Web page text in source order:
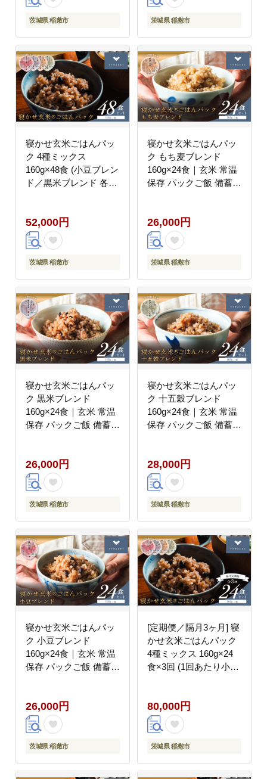
レトルト 雑穀 [1614]
茨城県 稲敷市
レトルト 雑穀 [1616]
茨城県 稲敷市
寝かせ玄米ごはんパッ
ク 4種ミックス
160g×48食 (小豆ブレン
ド／黒米ブレンド 各16
｜玄米 常温保存 パック
ご飯 備蓄 一人暮らし
レトルト 雑穀 [1615]
52,000円
茨城県 稲敷市
寝かせ玄米ごはんパッ
ク もち麦ブレンド
160g×24食｜玄米 常温
保存 パックご飯 備蓄
26,000円
茨城県 稲敷市
寝かせ玄米ごはんパッ
ク 黒米ブレンド
160g×24食｜玄米 常温
保存 パックご飯 備蓄
26,000円
茨城県 稲敷市
寝かせ玄米ごはんパッ
ク 十五穀ブレンド
160g×24食｜玄米 常温
保存 パックご飯 備蓄
28,000円
茨城県 稲敷市
寝かせ玄米ごはんパッ
ク 小豆ブレンド
160g×24食｜玄米 常温
保存 パックご飯 備蓄
26,000円
茨城県 稲敷市
[定期便／隔月3ヶ月] 寝
かせ玄米ごはんパック
4種ミックス 160g×24
食×3回 (1回あたり小豆
ンド／十五穀ブレンド
各4食)｜玄米 常温保存
パックご飯 備蓄 一人暮
らし レトルト 雑穀
80,000円
茨城県 稲敷市